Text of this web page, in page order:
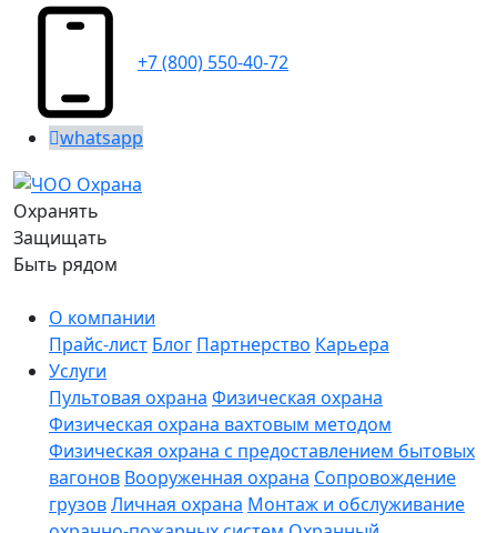
+7 (800) 550-40-72
whatsapp
Охранять
Защищать
Быть рядом
О компании
Прайс-лист Блог Партнерство Карьера
Услуги
Пультовая охрана Физическая охрана
Физическая охрана вахтовым методом
Физическая охрана с предоставлением бытовых
вагонов Вооруженная охрана Сопровождение
грузовЛичная охрана Монтаж и обслуживание